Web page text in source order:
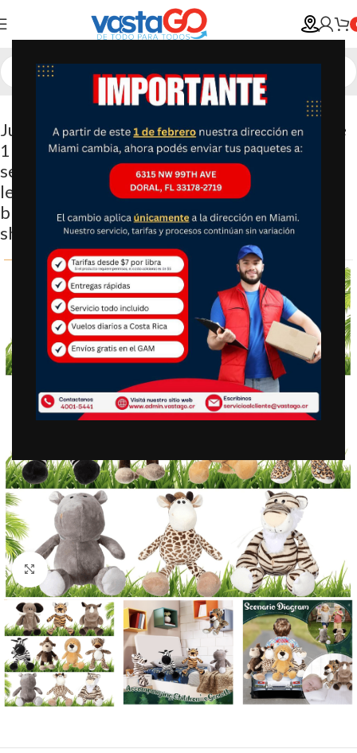
Juego de 10 animales de peluche de safari de
11.8 pulgadas, juguetes de animales de la
selva para niñas y niños, lindo elefante, jirafa,
león, tigre, mono, rinoceronte, cebra, tigre
blanco, leopardo, hipopótamo, para baby
shower
Clic para ampliar